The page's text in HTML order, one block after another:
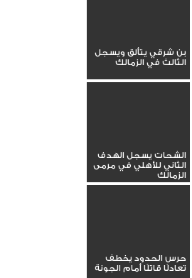
بن شرقي يتألق ويسجل
الثالث في الزمالك
الشحات يسجل الهدف
الثاني للأهلي في مرمى
الزمالك
حرس الحدود يخطف
تعادلًا قاتلًا أمام الجونة